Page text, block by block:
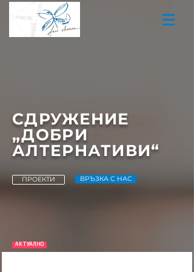
СДРУЖЕНИЕ
„ДОБРИ
АЛТЕРНАТИВИ“
ПРОЕКТИ ВРЪЗКА С НАС
АКТУАЛНО